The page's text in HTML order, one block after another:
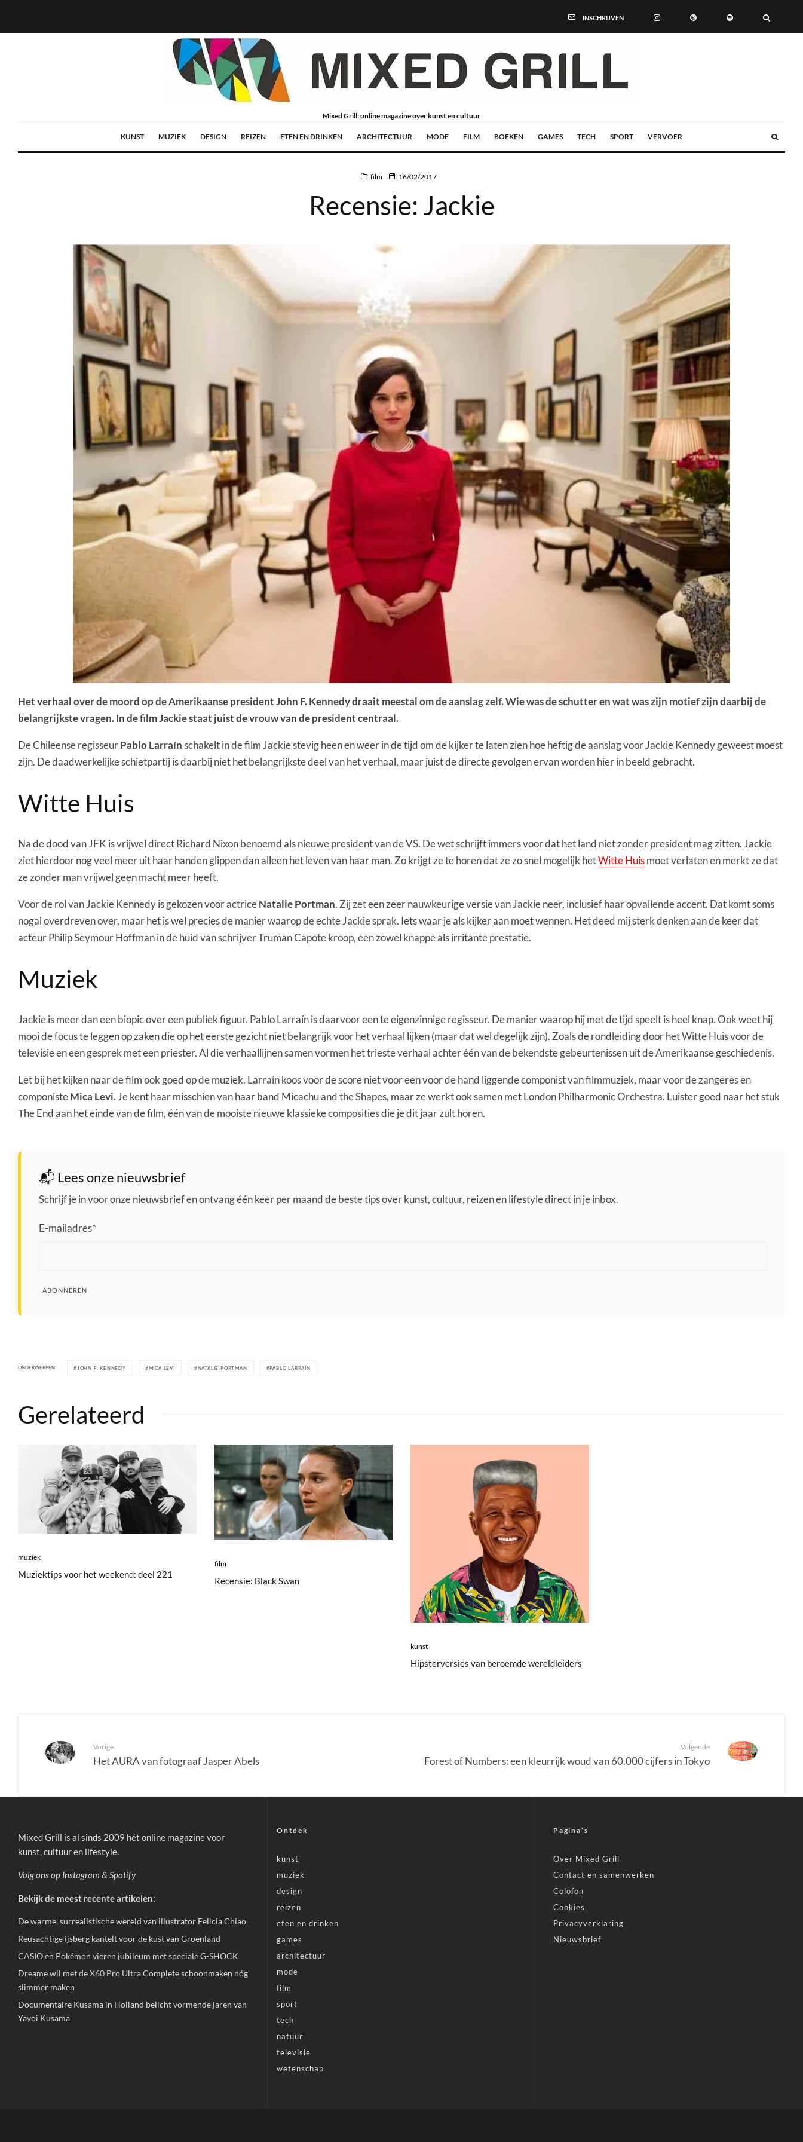
INSCHRIJVEN
Mixed Grill: online magazine over kunst en cultuur
KUNST MUZIEK DESIGN REIZEN ETEN EN DRINKEN ARCHITECTUUR MODE FILM BOEKEN GAMES TECH SPORT VERVOER
film 16/02/2017
Recensie: Jackie
Het verhaal over de moord op de Amerikaanse president John F. Kennedy draait meestal om de aanslag zelf. Wie was de schutter en wat was zijn motief zijn daarbij de
belangrijkste vragen. In de film Jackie staat juist de vrouw van de president centraal.
De Chileense regisseurPablo Larraínschakelt in de film Jackie stevig heen en weer in de tijd om de kijker te laten zien hoe heftig de aanslag voor Jackie Kennedy geweest moest
zijn. De daadwerkelijke schietpartij is daarbij niet het belangrijkste deel van het verhaal, maar juist de directe gevolgen ervan worden hier in beeld gebracht.
Witte Huis
Na de dood van JFK is vrijwel direct Richard Nixon benoemd als nieuwe president van de VS. De wet schrijft immers voor dat het land niet zonder president mag zitten. Jackie
ziet hierdoor nog veel meer uit haar handen glippen dan alleen het leven van haar man. Zo krijgt ze te horen dat ze zo snel mogelijk hetWitte Huismoet verlaten en merkt ze dat
ze zonder man vrijwel geen macht meer heeft.
Voor de rol van Jackie Kennedy is gekozen voor actriceNatalie Portman. Zij zet een zeer nauwkeurige versie van Jackie neer, inclusief haar opvallende accent. Dat komt soms
nogal overdreven over, maar het is wel precies de manier waarop de echte Jackie sprak. Iets waar je als kijker aan moet wennen. Het deed mij sterk denken aan de keer dat
acteur Philip Seymour Hoffman in de huid van schrijver Truman Capote kroop, een zowel knappe als irritante prestatie.
Muziek
Jackie is meer dan een biopic over een publiek figuur. Pablo Larraín is daarvoor een te eigenzinnige regisseur. De manier waarop hij met de tijd speelt is heel knap. Ook weet hij
mooi de focus te leggen op zaken die op het eerste gezicht niet belangrijk voor het verhaal lijken (maar dat wel degelijk zijn). Zoals de rondleiding door het Witte Huis voor de
televisie en een gesprek met een priester. Al die verhaallijnen samen vormen het trieste verhaal achter één van de bekendste gebeurtenissen uit de Amerikaanse geschiedenis.
Let bij het kijken naar de film ook goed op de muziek. Larraín koos voor de score niet voor een voor de hand liggende componist van filmmuziek, maar voor de zangeres en
componisteMica Levi. Je kent haar misschien van haar band Micachu and the Shapes, maar ze werkt ook samen met London Philharmonic Orchestra. Luister goed naar het stuk
Τhe End aan het einde van de film, één van de mooiste nieuwe klassieke composities die je dit jaar zult horen.
📬 Lees onze nieuwsbrief
Schrijf je in voor onze nieuwsbrief en ontvang één keer per maand de beste tips over kunst, cultuur, reizen en lifestyle direct in je inbox.
E-mailadres*
ABONNEREN
ONDERWERPEN JOHN F. KENNEDY MICA LEVI NATALIE PORTMAN PABLO LARRAÍN
Gerelateerd
muziek
Muziektips voor het weekend: deel 221
film
Recensie: Black Swan
kunst
Hipsterversies van beroemde wereldleiders
Vorige
Het AURA van fotograaf Jasper Abels
Volgende
Forest of Numbers: een kleurrijk woud van 60.000 cijfers in Tokyo
Mixed Grill is al sinds 2009 hét online magazine voor
kunst, cultuur en lifestyle.
Volg ons op Instagram & Spotify
Bekijk de meest recente artikelen:
De warme, surrealistische wereld van illustrator Felicia Chiao
Reusachtige ijsberg kantelt voor de kust van Groenland
CASIO en Pokémon vieren jubileum met speciale G-SHOCK
Dreame wil met de X60 Pro Ultra Complete schoonmaken nóg
slimmer maken
Documentaire Kusama in Holland belicht vormende jaren van
Yayoi Kusama
Ontdek
kunst
muziek
design
reizen
eten en drinken
games
architectuur
mode
film
sport
tech
natuur
televisie
wetenschap
Pagina’s
Over Mixed Grill
Contact en samenwerken
Colofon
Cookies
Privacyverklaring
Nieuwsbrief